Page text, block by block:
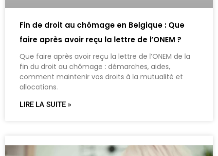
Fin de droit au chômage en Belgique : Que
faire après avoir reçu la lettre de l’ONEM ?
Que faire après avoir reçu la lettre de l’ONEM de la
fin du droit au chômage : démarches, aides,
comment maintenir vos droits à la mutualité et
allocations.
LIRE LA SUITE »